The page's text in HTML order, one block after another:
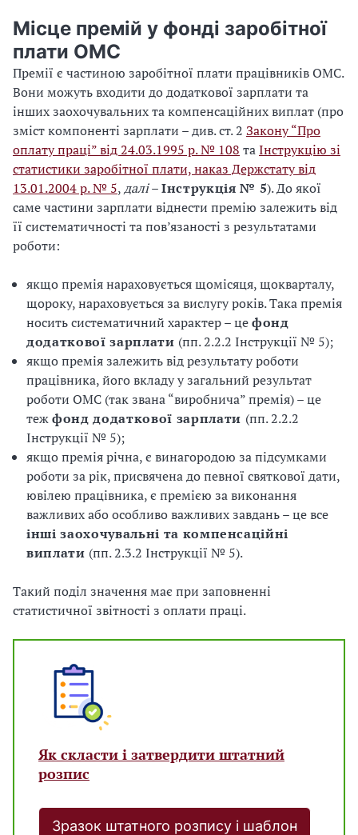
Місце премій у фонді заробітної
плати ОМС
Премії є частиною заробітної плати працівників ОМС.
Вони можуть входити до додаткової зарплати та
інших заохочувальних та компенсаційних виплат (про
зміст компоненті зарплати – див. ст. 2 Закону “Про
оплату праці” від 24.03.1995 р. № 108 таІнструкцію зі
статистики заробітної плати, наказ Держстату від
13.01.2004 р. № 5,далі–Інструкція № 5). До якої
саме частини зарплати віднести премію залежить від
її систематичності та пов’язаності з результатами
роботи:
якщо премія нараховується щомісяця, щокварталу,
щороку, нараховується за вислугу років. Така премія
носить систематичний характер – цефонд
додаткової зарплати (пп. 2.2.2 Інструкції № 5);
якщо премія залежить від результату роботи
працівника, його вкладу у загальний результат
роботи ОМС (так звана “виробнича” премія) – це
тежфонд додаткової зарплати (пп. 2.2.2
Інструкції № 5);
якщо премія річна, є винагородою за підсумками
роботи за рік, присвячена до певної святкової дати,
ювілею працівника, є премією за виконання
важливих або особливо важливих завдань – це все
інші заохочувальні та компенсаційні
виплати (пп. 2.3.2 Інструкції № 5).
Такий поділ значення має при заповненні
статистичної звітності з оплати праці.
Як скласти і затвердити штатний
розпис
Зразок штатного розпису і шаблон